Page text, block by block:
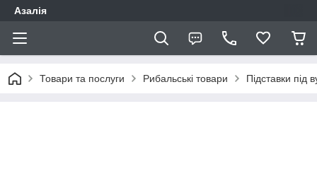
Азалія
Товари та послуги Рибальські товари Підставки